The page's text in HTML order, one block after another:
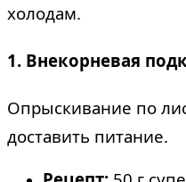
холодам.
1. Внекорневая
Опрыскивание по
доставить питание.